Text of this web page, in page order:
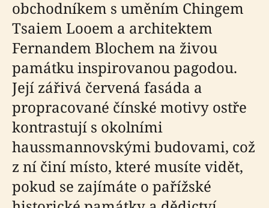
obchodníkem s uměním Chingem
Tsaiem Looem a architektem
Fernandem Blochem na živou
památku inspirovanou pagodou.
Její zářivá červená fasáda a
propracované čínské motivy ostře
kontrastují s okolními
haussmannovskými budovami, což
z ní činí místo, které musíte vidět,
pokud se zajímáte o pařížské